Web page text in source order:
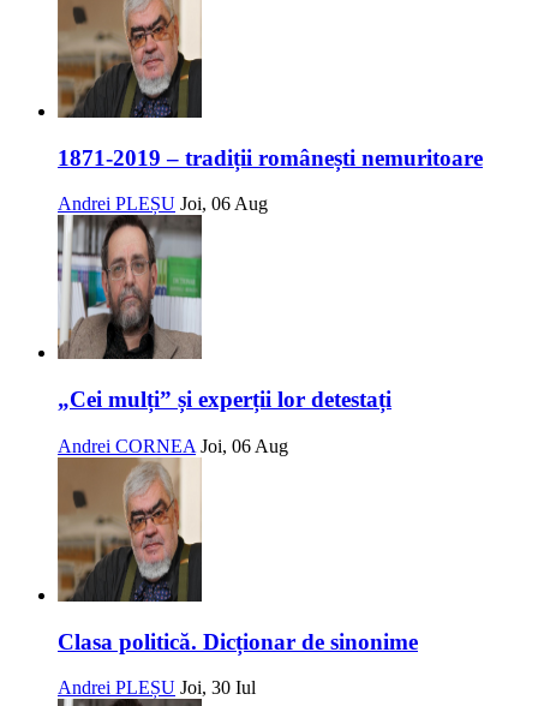
1871-2019 – tradiții românești nemuritoare
Andrei PLEȘU Joi, 06 Aug
„Cei mulți” și experții lor detestați
Andrei CORNEA Joi, 06 Aug
Clasa politică. Dicționar de sinonime
Andrei PLEȘU Joi, 30 Iul